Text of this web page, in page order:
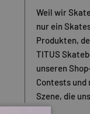
Weil wir
nur ein
Produkten,
TITUS
unseren
Contests
Szene, die